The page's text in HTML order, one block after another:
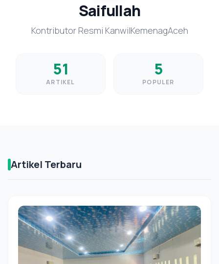
Saifullah
Kontributor Resmi KanwilKemenagAceh
51
ARTIKEL
5
POPULER
Artikel Terbaru